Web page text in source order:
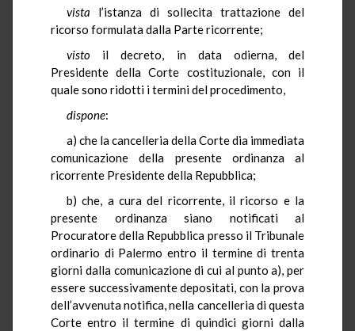
vista l’istanza di sollecita trattazione del
ricorso formulata dalla Parte ricorrente;
visto il decreto, in data odierna, del
Presidente della Corte costituzionale, con il
quale sono ridotti i termini del procedimento,
dispone:
a) che la cancelleria della Corte dia immediata
comunicazione della presente ordinanza al
ricorrente Presidente della Repubblica;
b) che, a cura del ricorrente, il ricorso e la
presente ordinanza siano notificati al
Procuratore della Repubblica presso il Tribunale
ordinario di Palermo entro il termine di trenta
giorni dalla comunicazione di cui al punto a), per
essere successivamente depositati, con la prova
dell’avvenuta notifica, nella cancelleria di questa
Corte entro il termine di quindici giorni dalla